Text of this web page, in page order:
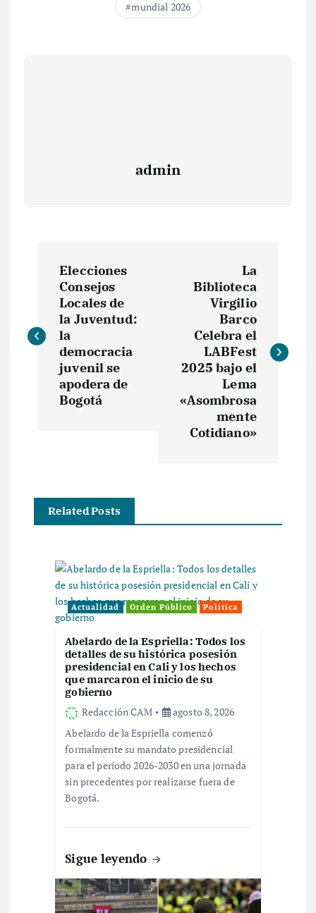
mundial 2026
admin
v
ó
Elecciones
Consejos
Locales de
la Juventud:
la
democracia
juvenil se
apodera de
Bogotá
La
Biblioteca
Virgilio
Barco
Celebra el
LABFest
2025 bajo el
Lema
«Asombrosa
mente
Cotidiano»
Related Posts
Actualidad Orden Público Política
Abelardo de la Espriella: Todos los
detalles de su histórica posesión
presidencial en Cali y los hechos
que marcaron el inicio de su
gobierno
Redacción CAM
agosto 8, 2026
Abelardo de la Espriella comenzó
formalmente su mandato presidencial
para el periodo 2026-2030 en una jornada
sin precedentes por realizarse fuera de
Bogotá.
Sigue leyendo